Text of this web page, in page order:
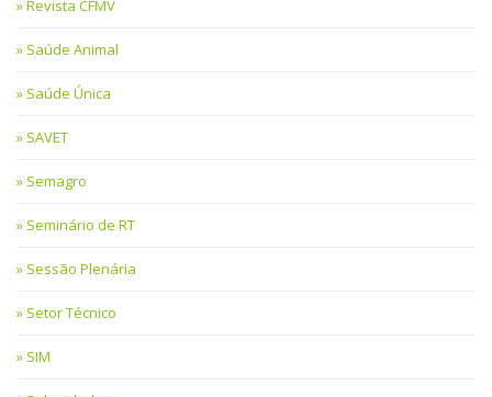
Revista CFMV
Saúde Animal
Saúde Única
SAVET
Semagro
Seminário de RT
Sessão Plenária
Setor Técnico
SIM